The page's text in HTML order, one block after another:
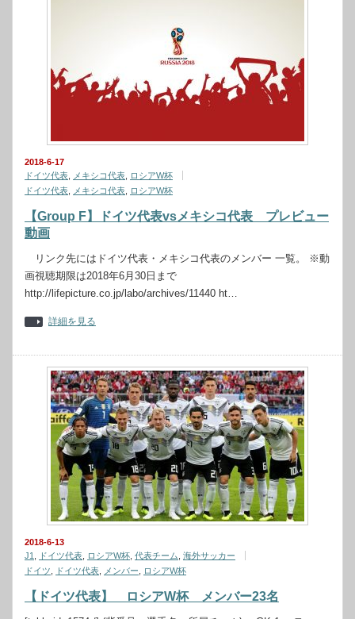
2018-6-17
ドイツ代表
メキシコ代表
ロシアW杯
ドイツ代表
メキシコ代表 ロシアW杯
【Group F】ドイツ代表vsメキシコ代表 プレビュー
動画
リンク先にはドイツ代表・メキシコ代表のメンバー 一覧。 ※動
画視聴期限は2018年6月30日まで
http://lifepicture.co.jp/labo/archives/11440 ht…
詳細を見る
2018-6-13
J1
ドイツ代表 ロシアW杯 代表チーム 海外サッカー
ドイツ
ドイツ代表 メンバー ロシアW杯
【ドイツ代表】 ロシアW杯 メンバー23名